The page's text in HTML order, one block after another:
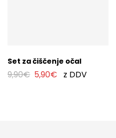
Set za čiščenje očal
9,90€ 5,90€ z DDV